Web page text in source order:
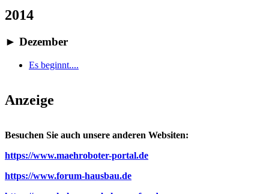
2014
► Dezember
Es beginnt....
Anzeige
Besuchen Sie auch unsere anderen Websiten:
https://www.maehroboter-portal.de
https://www.forum-hausbau.de